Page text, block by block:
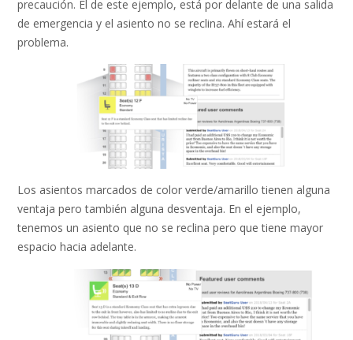
precaución. El de este ejemplo, está por delante de una salida
de emergencia y el asiento no se reclina. Ahí estará el
problema.
Los asientos marcados de color verde/amarillo tienen alguna
ventaja pero también alguna desventaja. En el ejemplo,
tenemos un asiento que no se reclina pero que tiene mayor
espacio hacia adelante.